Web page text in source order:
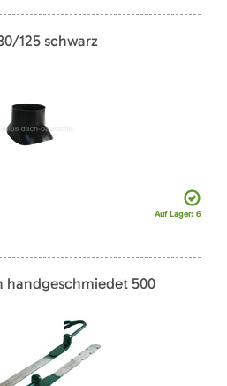
125 schwarz
Auf Lager: 6
handgeschmiedet 500